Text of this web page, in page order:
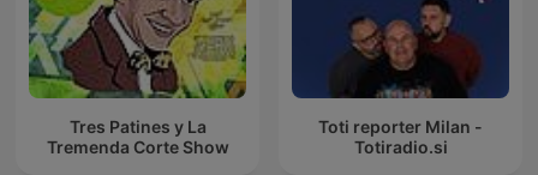
Tres Patines y La
Tremenda Corte Show
Toti reporter Milan -
Totiradio.si